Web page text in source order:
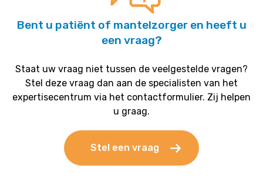
Bent u patiënt of mantelzorger en heeft u
een vraag?
Staat uw vraag niet tussen de veelgestelde vragen?
Stel deze vraag dan aan de specialisten van het
expertisecentrum via het contactformulier. Zij helpen
u graag.
Stel een vraag